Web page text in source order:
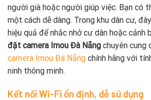
người già hoặc người giúp việc. Bạn có
một cách dễ dàng. Trong khu dân cư,
hiệu quả để nhắc nhở cư dân hoặc cảnh
đặt camera Imou Đà Nẵng chuyên cung
camera Imou Đà Nẵng chính hãng với
ninh thông minh.
Kết nối Wi-Fi ổn định, dễ sử dụng